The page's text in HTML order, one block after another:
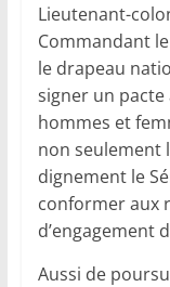
Lieutenant-
Commandant
le drapeau
signer un pacte
hommes et
non seulement
dignement le
conformer aux
d’engagement
Aussi de